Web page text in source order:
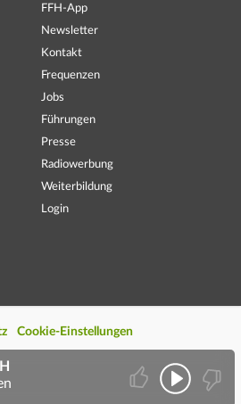
FFH-App
Newsletter
Kontakt
Frequenzen
Jobs
Führungen
Presse
Radiowerbung
Weiterbildung
Login
Cookie-Einstellungen